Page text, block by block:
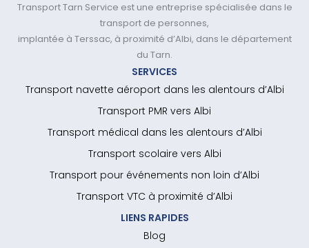
Transport Tarn Service est une entreprise spécialisée dans le
transport de personnes,
implantée à Terssac, à proximité d’Albi, dans le département
du Tarn.
SERVICES
Transport navette aéroport dans les alentours d’Albi
Transport PMR vers Albi
Transport médical dans les alentours d’Albi
Transport scolaire vers Albi
Transport pour événements non loin d’Albi
Transport VTC à proximité d’Albi
LIENS RAPIDES
Blog